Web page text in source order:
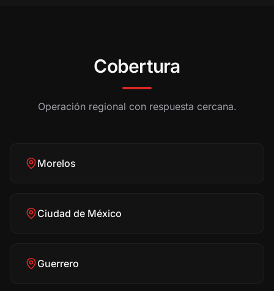
Cobertura
Operación regional con respuesta cercana.
Morelos
Ciudad de México
Guerrero